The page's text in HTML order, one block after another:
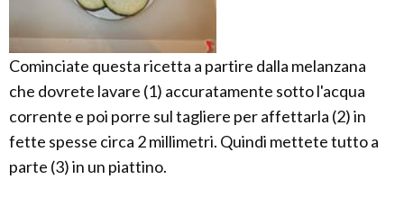
Cominciate questa ricetta a partire dalla melanzana
che dovrete lavare (1) accuratamente sotto l'acqua
corrente e poi porre sul tagliere per affettarla (2) in
fette spesse circa 2 millimetri. Quindi mettete tutto a
parte (3) in un piattino.